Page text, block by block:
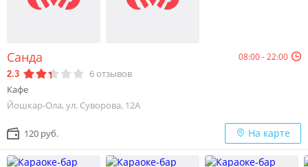
Санда 08:00 - 22:00
2.3 6отзывов
Кафе
Йошкар-Ола, ул. Суворова, 12А
120 руб. На карте